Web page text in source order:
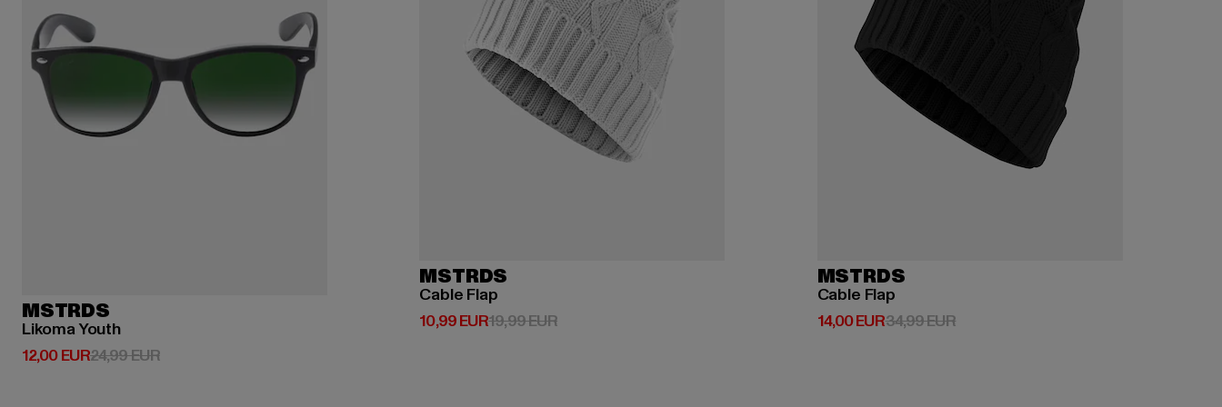
MSTRDS
Likoma Youth
12,00 EUR
Derzeitiger Preis: 12,00 EUR
24,99 EURAktionspreis: 24,99 EUR
MSTRDS
Cable Flap
10,99 EUR
Derzeitiger Preis: 10,99 EUR
19,99 EURAktionspreis: 19,99 EUR
MSTRDS
Cable Flap
14,00 EUR
Derzeitiger Preis: 14,00 EUR
34,99 EURAktionspreis: 34,99 EUR